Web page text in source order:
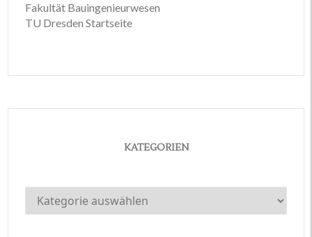
Fakultät Bauingenieurwesen
TU Dresden Startseite
KATEGORIEN
Kategorien